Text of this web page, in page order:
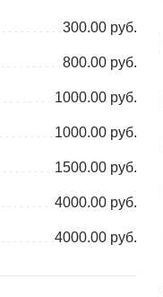
300.00 руб.
800.00 руб.
1000.00 руб.
1000.00 руб.
1500.00 руб.
4000.00 руб.
4000.00 руб.